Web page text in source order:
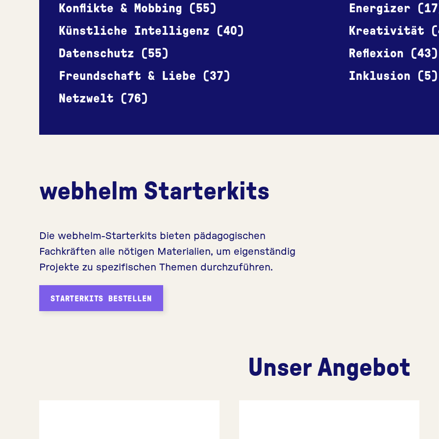
Konflikte & Mobbing (55)
Künstliche Intelligenz (40)
Datenschutz (55)
Freundschaft & Liebe (37)
Netzwelt (76)
Energizer
Kreativität
Reflexion (43)
Inklusion (5)
webhelm Starterkits
Die webhelm-Starterkits bieten pädagogischen
Fachkräften alle nötigen Materialien, um eigenständig
Projekte zu spezifischen Themen durchzuführen.
STARTERKITS BESTELLEN
Unser Angebot